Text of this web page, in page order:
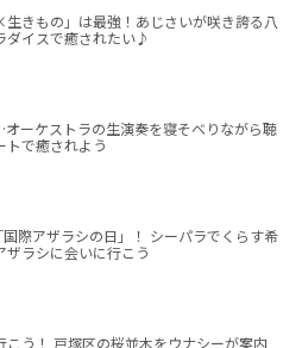
生きもの」は最強！あじさいが咲き誇る八
ダイスで癒されたい♪
ーケストラの生演奏を寝そべりながら聴
トで癒されよう
際アザラシの日」！ シーパラでくらす希
ザラシに会いに行こう
こう！ 戸塚区の桜並木をウナシーが案内